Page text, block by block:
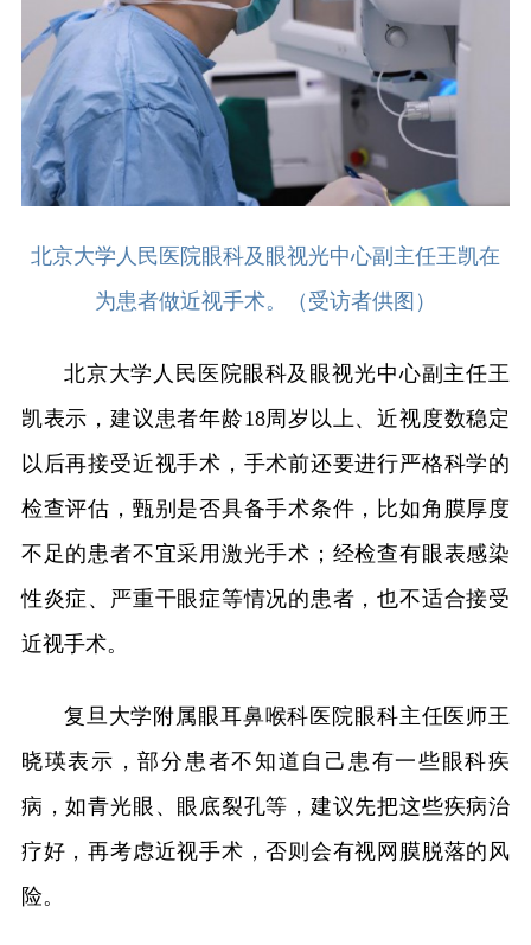
北京大学人民医院眼科及眼视光中心副主任王凯在
为患者做近视手术。（受访者供图）
北京大学人民医院眼科及眼视光中心副主任王
凯表示，建议患者年龄18周岁以上、近视度数稳定
以后再接受近视手术，手术前还要进行严格科学的
检查评估，甄别是否具备手术条件，比如角膜厚度
不足的患者不宜采用激光手术；经检查有眼表感染
性炎症、严重干眼症等情况的患者，也不适合接受
近视手术。
复旦大学附属眼耳鼻喉科医院眼科主任医师王
晓瑛表示，部分患者不知道自己患有一些眼科疾
病，如青光眼、眼底裂孔等，建议先把这些疾病治
疗好，再考虑近视手术，否则会有视网膜脱落的风
险。